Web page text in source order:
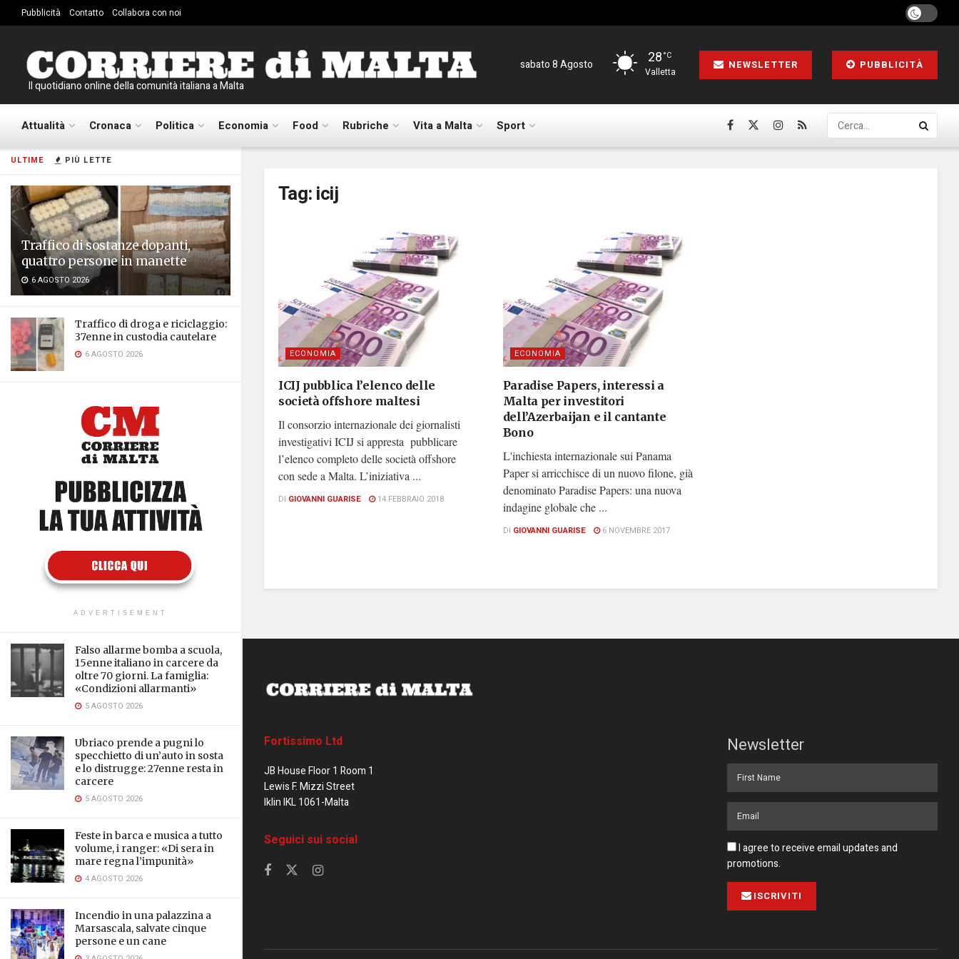
ULTIME PIÙ LETTE
Traffico di sostanze dopanti,
quattro persone in manette
6 AGOSTO 2026
Traffico di droga e riciclaggio:
37enne in custodia cautelare
6 AGOSTO 2026
ADVERTISEMENT
Falso allarme bomba a scuola,
15enne italiano in carcere da
oltre 70 giorni. La famiglia:
«Condizioni allarmanti»
5 AGOSTO 2026
Ubriaco prende a pugni lo
specchietto di un’auto in sosta
e lo distrugge: 27enne resta in
carcere
5 AGOSTO 2026
Feste in barca e musica a tutto
volume, i ranger: «Di sera in
mare regna l’impunità»
4 AGOSTO 2026
Incendio in una palazzina a
Marsascala, salvate cinque
persone e un cane
Pubblicità Contatto Collabora con noi
Il quotidiano online della comunità italiana a Malta
sabato 8 Agosto 28°C
Valletta
NEWSLETTER PUBBLICITÀ
Attualità Cronaca Politica Economia Food Rubriche Vita a Malta Sport
Tag:icij
ECONOMIA
ICIJ pubblica l’elenco delle
società offshore maltesi
Il consorzio internazionale dei giornalisti
investigativi ICIJ si appresta pubblicare
l’elenco completo delle società offshore
con sede a Malta. L’iniziativa ...
DI GIOVANNI GUARISE 14 FEBBRAIO 2018
ECONOMIA
Paradise Papers, interessi a
Malta per investitori
dell’Azerbaijan e il cantante
Bono
L'inchiesta internazionale sui Panama
Paper si arricchisce di un nuovo filone, già
denominato Paradise Papers: una nuova
indagine globale che ...
DI GIOVANNI GUARISE 6 NOVEMBRE 2017
Fortissimo Ltd
JB House Floor 1 Room 1
Lewis F. Mizzi Street
Iklin IKL 1061-Malta
Seguici sui social
Newsletter
I agree to receive email updates and
promotions.
ISCRIVITI